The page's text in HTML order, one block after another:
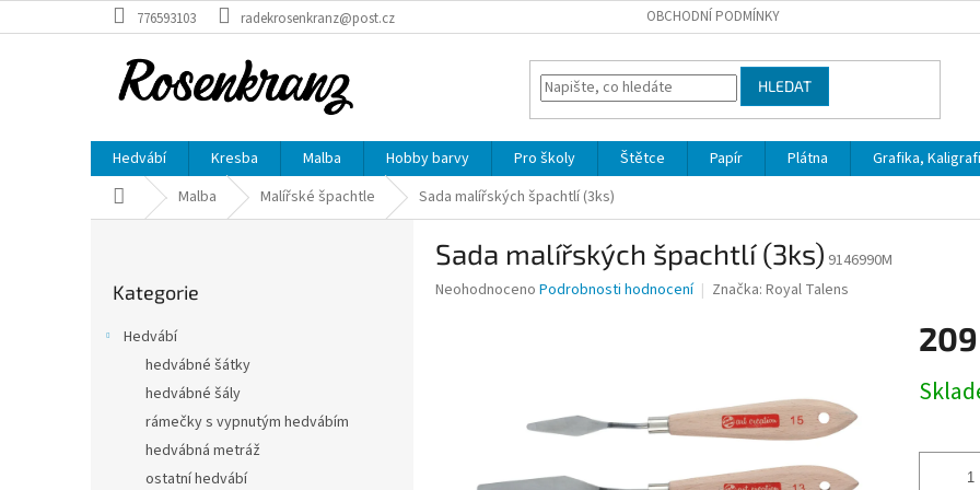
na
776593103 radekrosenkranz@post.cz OBCHODNÍ PODMÍNKY
HLEDAT
Hedvábí Kresba Malba Hobby barvy Pro školy Štětce Papír Plátna Grafika,
Domů Malba Malířské špachtle Sada malířských špachtlí (3ks)
kategorie
Kategorie
Hedvábí
hedvábné šátky
hedvábné šály
rámečky s vypnutým hedvábím
hedvábná metráž
ostatní hedvábí
Sada malířských špachtlí (3ks) 9146990M
Průměrné
Neohodnoceno Podrobnosti hodnocení Značka: Royal Talens
cena: